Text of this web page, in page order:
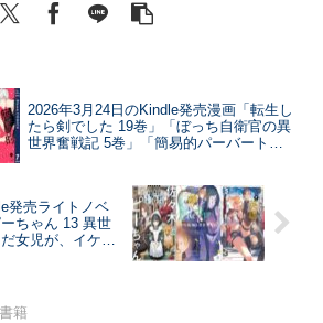
2026年3月24日のKindle発売漫画「転生し
たら剣でした 19巻」「ぼっち自衛官の異
世界奮戦記 5巻」「簡易的パーバートロ
発売ライトノベ
ちゃん 13 異世
女児が、イケオ
実は英雄でし
籍